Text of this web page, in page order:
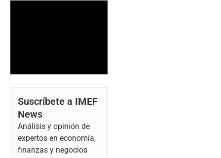
Suscríbete a IMEF
News
Análisis y opinión de
expertos en economía,
finanzas y negocios